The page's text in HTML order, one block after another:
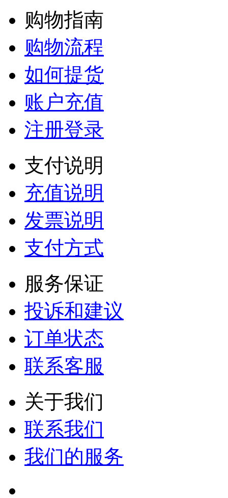
购物指南
购物流程
如何提货
账户充值
注册登录
支付说明
充值说明
发票说明
支付方式
服务保证
投诉和建议
订单状态
联系客服
关于我们
联系我们
我们的服务